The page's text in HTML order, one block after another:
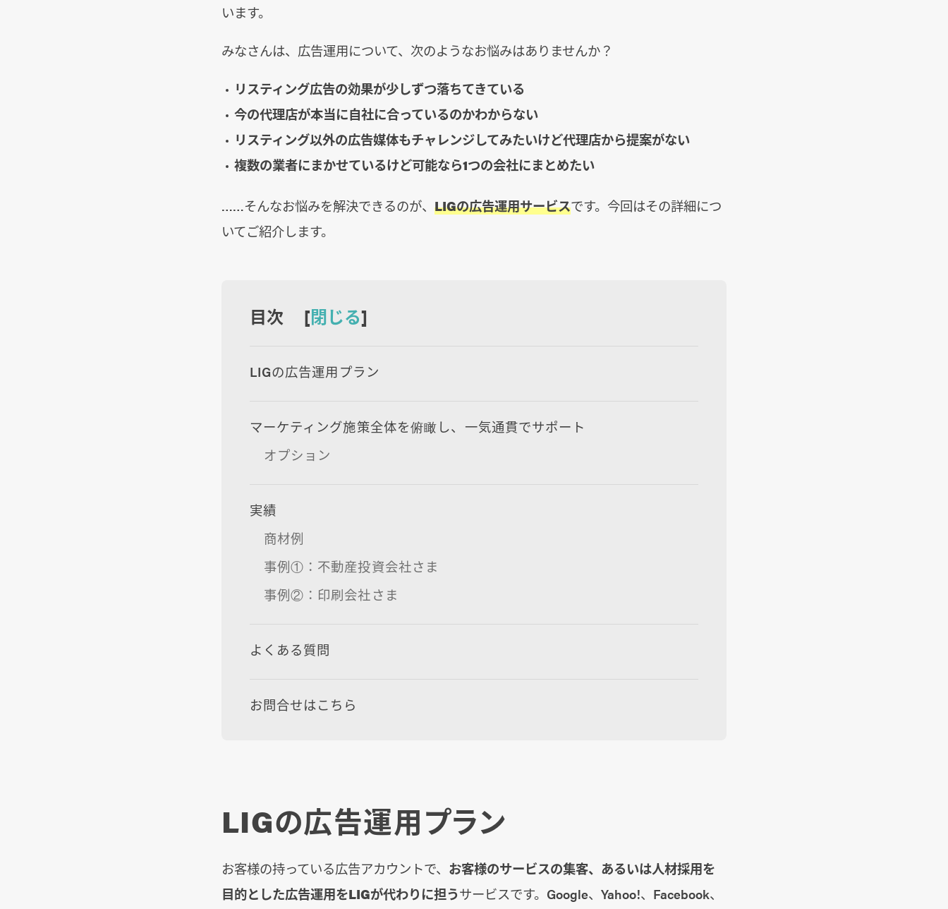
います。
みなさんは、広告運用について、次のようなお悩みはありませんか？
リスティング広告の効果が少しずつ落ちてきている
今の代理店が本当に自社に合っているのかわからない
リスティング以外の広告媒体もチャレンジしてみたいけど代理店から提案がない
複数の業者にまかせているけど可能なら1つの会社にまとめたい
……そんなお悩みを解決できるのが、 LIGの広告運用サービスです。今回はその詳細につ
いてご紹介します。
目次 [閉じる]
LIGの広告運用プラン
マーケティング施策全体を俯瞰し、一気通貫でサポート
オプション
実績
商材例
事例①：不動産投資会社さま
事例②：印刷会社さま
よくある質問
お問合せはこちら
LIGの広告運用プラン
お客様の持っている広告アカウントで、 お客様のサービスの集客、あるいは人材採用を
目的とした広告運用をLIGが代わりに担うサービスです。Google、Yahoo!、Facebook、